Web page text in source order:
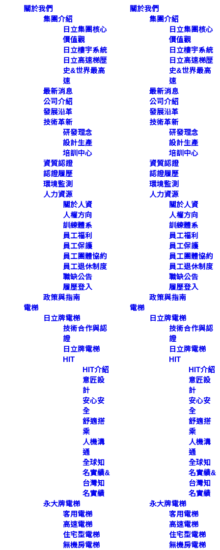
搜
查看所有內容
關於我們
集團介紹
日立集團核心
價值觀
日立樓宇系統
日立高速梯歴
史&世界最高
速
最新消息
公司介紹
發展沿革
技術革新
研發理念
設計生產
培訓中心
資質認證
認證履歷
環境監測
人力資源
關於人資
人權方向
訓練體系
員工福利
員工保護
員工團體協約
員工退休制度
職缺公告
履歷登入
政策與指南
電梯
日立牌電梯
技術合作與認
證
日立牌電梯
HIT
HIT介紹
意匠設
計
安心安
全
舒適搭
乘
人機溝
通
全球知
名實績&
台灣知
名實績
永大牌電梯
客用電梯
高速電梯
住宅型電梯
無機房電梯
關於我們
集團介紹
日立集團核心
價值觀
日立樓宇系統
日立高速梯歴
史&世界最高
速
最新消息
公司介紹
發展沿革
技術革新
研發理念
設計生產
培訓中心
資質認證
認證履歷
環境監測
人力資源
關於人資
人權方向
訓練體系
員工福利
員工保護
員工團體協約
員工退休制度
職缺公告
履歷登入
政策與指南
電梯
日立牌電梯
技術合作與認
證
日立牌電梯
HIT
HIT介紹
意匠設
計
安心安
全
舒適搭
乘
人機溝
通
全球知
名實績&
台灣知
名實績
永大牌電梯
客用電梯
高速電梯
住宅型電梯
無機房電梯